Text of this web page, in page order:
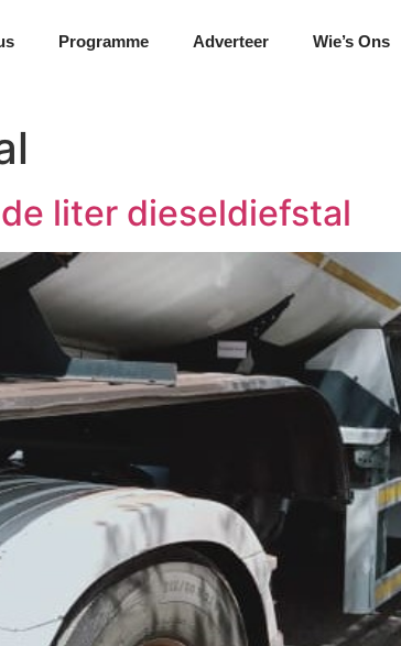
Programme Adverteer Wie’s Ons
liter dieseldiefstal